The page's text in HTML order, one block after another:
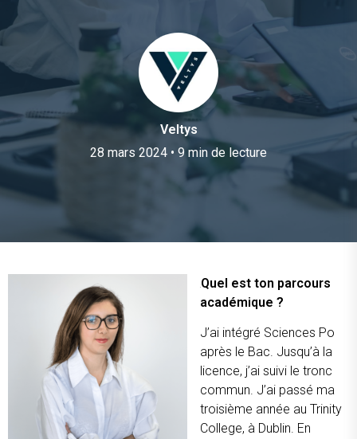
Veltys
28 mars 2024 • 9 min de lecture
Quel est ton parcours
académique ?
J’ai intégré Sciences Po
après le Bac. Jusqu’à la
licence, j’ai suivi le tronc
commun. J’ai passé ma
troisième année au Trinity
College, à Dublin. En